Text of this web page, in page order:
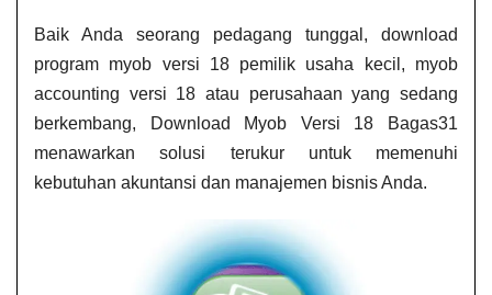
Baik Anda seorang pedagang tunggal, download
program myob versi 18​ pemilik usaha kecil, myob
accounting versi 18​ atau perusahaan yang sedang
berkembang, Download Myob Versi 18 Bagas31
menawarkan solusi terukur untuk memenuhi
kebutuhan akuntansi dan manajemen bisnis Anda.